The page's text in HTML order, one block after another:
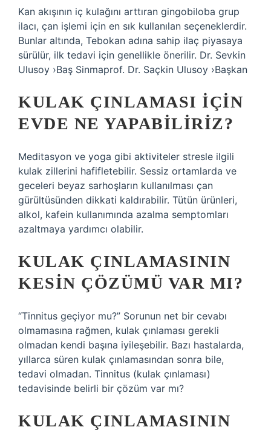
Kan akışının iç kulağını arttıran gingobiloba grup
ilacı, çan işlemi için en sık kullanılan seçeneklerdir.
Bunlar altında, Tebokan adına sahip ilaç piyasaya
sürülür, ilk tedavi için genellikle önerilir. Dr. Sevkin
Ulusoy ›Baş Sinmaprof. Dr. Saçkin Ulusoy ›Başkan
KULAK ÇINLAMASI IÇIN
EVDE NE YAPABILIRIZ?
Meditasyon ve yoga gibi aktiviteler stresle ilgili
kulak zillerini hafifletebilir. Sessiz ortamlarda ve
geceleri beyaz sarhoşların kullanılması çan
gürültüsünden dikkati kaldırabilir. Tütün ürünleri,
alkol, kafein kullanımında azalma semptomları
azaltmaya yardımcı olabilir.
KULAK ÇINLAMASININ
KESIN ÇÖZÜMÜ VAR MI?
“Tinnitus geçiyor mu?” Sorunun net bir cevabı
olmamasına rağmen, kulak çınlaması gerekli
olmadan kendi başına iyileşebilir. Bazı hastalarda,
yıllarca süren kulak çınlamasından sonra bile,
tedavi olmadan. Tinnitus (kulak çınlaması)
tedavisinde belirli bir çözüm var mı?
KULAK ÇINLAMASININ